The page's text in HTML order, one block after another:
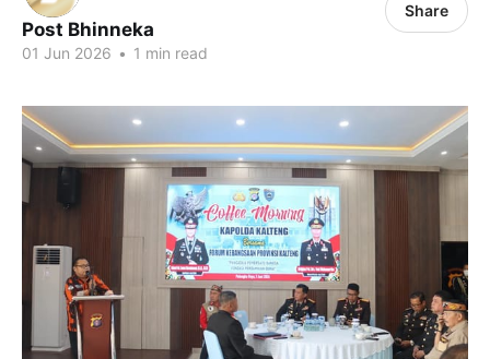
Post Bhinneka
01 Jun 2026 • 1 min read
Share